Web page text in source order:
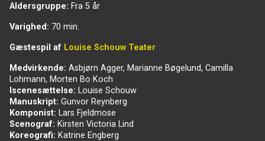
Aldersgruppe: Fra 5 år
Varighed: 70 min.
Gæstespil af Louise Schouw Teater
Medvirkende: Asbjørn Agger, Marianne Bøgelund, Camilla
Lohmann, Morten Bo Koch
Iscenesættelse: Louise Schouw
Manuskript: Gunvor Reynberg
Komponist: Lars Fjeldmose
Scenograf: Kirsten Victoria Lind
Koreografi: Katrine Engberg